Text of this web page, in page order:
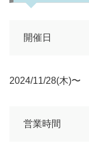
開催日
2024/11/28(木)〜
営業時間